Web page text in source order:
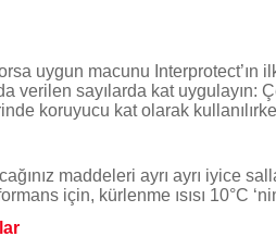
uygun macunu Interprotect’ın
verilen sayılarda kat uygulayın:
koruyucu kat olarak
maddeleri ayrı ayrı iyice
için, kürlenme ısısı 10°C